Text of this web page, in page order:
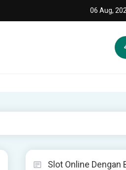
06 Aug,
Slot Online Dengan